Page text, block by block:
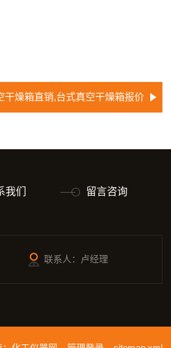
干燥箱直销,台式真空干燥箱报价
我们 留言咨询
联系人：卢经理